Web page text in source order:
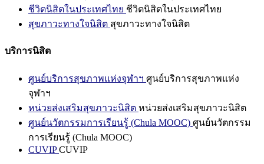
ชีวิตนิสิตในประเทศไทย ชีวิตนิสิตในประเทศไทย
สุขภาวะทางใจนิสิต สุขภาวะทางใจนิสิต
บริการนิสิต
ศูนย์บริการสุขภาพแห่งจุฬาฯ ศูนย์บริการสุขภาพแห่ง
จุฬาฯ
หน่วยส่งเสริมสุขภาวะนิสิต หน่วยส่งเสริมสุขภาวะนิสิต
ศูนย์นวัตกรรมการเรียนรู้ (Chula MOOC) ศูนย์นวัตกรรม
การเรียนรู้ (Chula MOOC)
CUVIPCUVIP